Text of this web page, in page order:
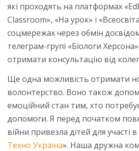
які проходять на платформах
Classroom», «На урок» і
соцмережах через обмін
телеграм-групі «Біологи
отримати консультацію від
Ще одна можливість отримати
волонтерство. Воно також
емоційний стан тим, хто
допомоги. Я перед початком
війни привезла дітей для участі в
Техно Україна». Наша дружна